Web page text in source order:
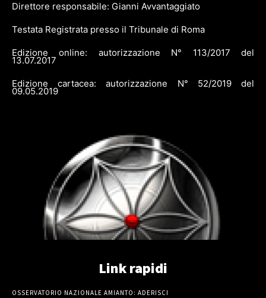
Direttore responsabile: Gianni Avvantaggiato
Testata Registrata presso il Tribunale di Roma
Edizione online: autorizzazione N° 113/2017 del
13.07.2017
Edizione cartacea: autorizzazione N° 52/2019 del
09.05.2019
Link rapidi
OSSERVATORIO NAZIONALE AMIANTO: ADERISCI